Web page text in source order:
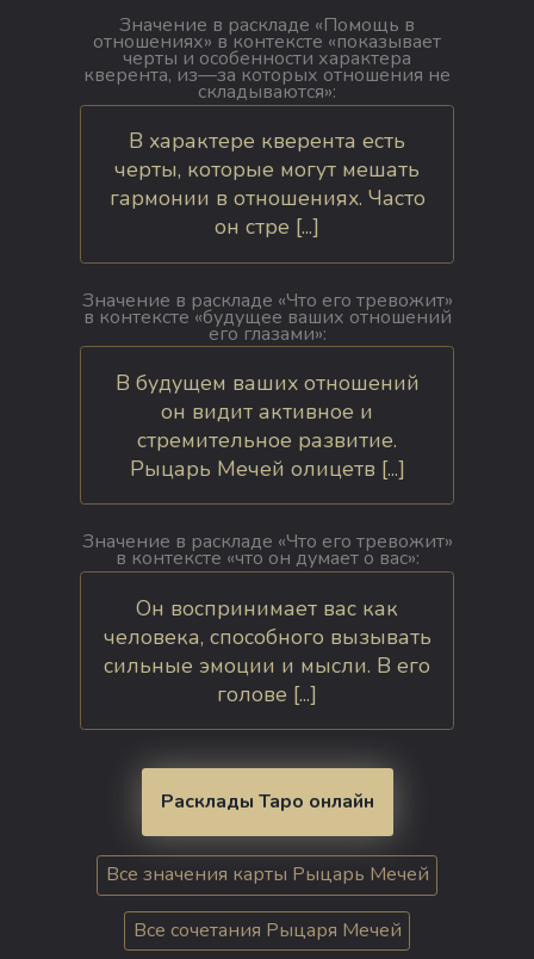
Значение в раскладе «Помощь в
отношениях» в контексте «показывает
черты и особенности характера
кверента, из—за которых отношения не
складываются»:
В характере кверента есть
черты, которые могут мешать
гармонии в отношениях. Часто
он стре [...]
Значение в раскладе «Что его тревожит»
в контексте «будущее ваших отношений
его глазами»:
В будущем ваших отношений
он видит активное и
стремительное развитие.
Рыцарь Мечей олицетв [...]
Значение в раскладе «Что его тревожит»
в контексте «что он думает о вас»:
Он воспринимает вас как
человека, способного вызывать
сильные эмоции и мысли. В его
голове [...]
Расклады Таро онлайн
Все значения карты Рыцарь Мечей
Все сочетания Рыцаря Мечей